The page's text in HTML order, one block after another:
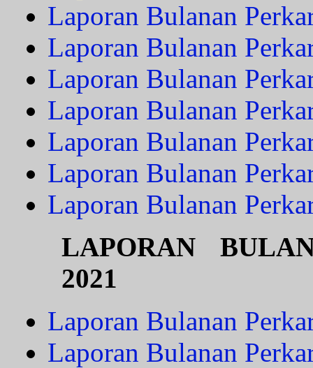
Laporan Bulanan
Laporan Bulanan
Laporan Bulanan
Laporan Bulanan
Laporan Bulanan
Laporan Bulanan
Laporan Bulanan
LAPORAN
2021
Laporan Bulanan
Laporan Bulanan